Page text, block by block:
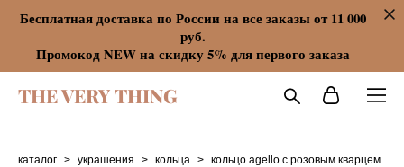
Бесплатная доставка по России на все заказы от 11 000
руб.
Промокод NEW на скидку 5% для первого заказа
THE VERY THING
каталог > украшения > кольца > кольцо agello с розовым кварцем